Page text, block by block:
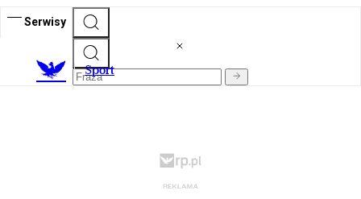
Serwisy
Sport